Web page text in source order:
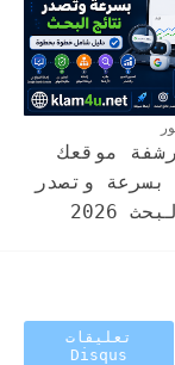
موقعك
وتصدر
2026
تعليقات
Disqus